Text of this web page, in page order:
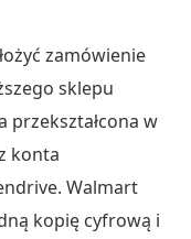
zamówienie
sklepu
przekształcona w
konta
Walmart
kopię cyfrową i